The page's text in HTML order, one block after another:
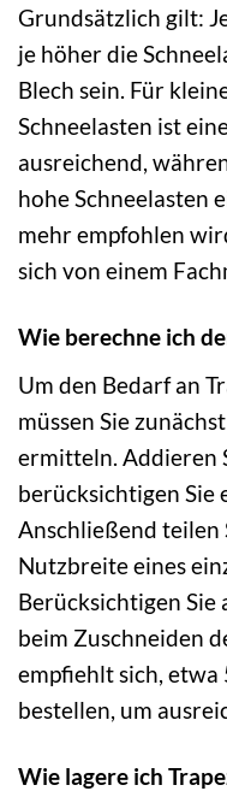
Grundsätzlich gilt:
je höher die
Blech sein. Für
Schneelasten ist
ausreichend,
hohe Schneelasten
mehr empfohlen
sich von einem
Wie berechne ich
Um den Bedarf an
müssen Sie
ermitteln. Addieren
berücksichtigen Sie
Anschließend teilen
Nutzbreite eines
Berücksichtigen Sie
beim Zuschneiden
empfiehlt sich,
bestellen, um
Wie lagere ich